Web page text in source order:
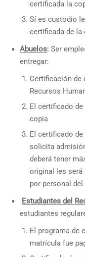
certificada la
Sí es custodio
certificada de la
Abuelos: Ser
entregar:
Certificación de
Recursos
El certificado
copia
El certificado
solicita
deberá tener
original les será
por personal
Estudiantes del
estudiantes
El programa de
matrícula fue